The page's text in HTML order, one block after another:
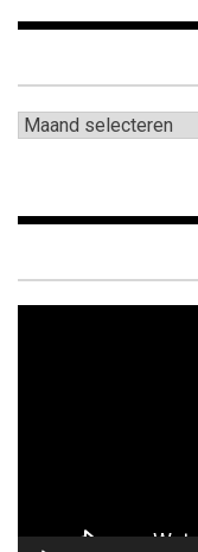
Archieven